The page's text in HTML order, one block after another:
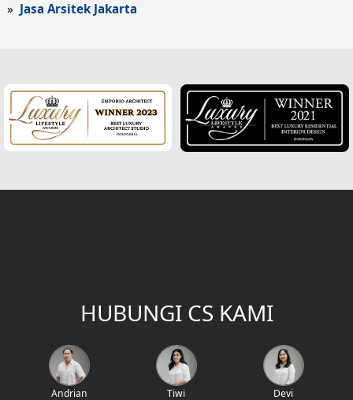
Fasad Rumah Klasik
Desain Rumah Mediteran
Fasad Rumah Mediteran
Desain Rumah Villa Bali
Desain Ruang Multifungsi
Desain Walk in Closet
» Jasa Arsitek Jakarta
HUBUNGI CS KAMI
Andrian Tiwi Devi